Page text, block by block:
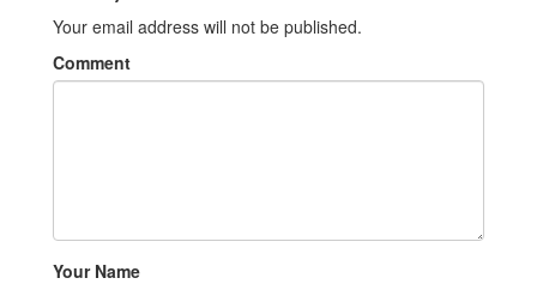
Your email address will not be published.
Comment
Your Name